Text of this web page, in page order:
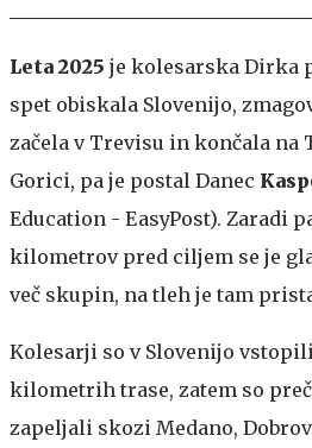
Leta 2025 je kolesarska Dirka
spet obiskala Slovenijo,
začela v Trevisu in končala na
Gorici, pa je postal Danec
Education - EasyPost). Zaradi
kilometrov pred ciljem se je
več skupin, na tleh je tam
Kolesarji so v Slovenijo vstopili
kilometrih trase, zatem so
zapeljali skozi Medano,